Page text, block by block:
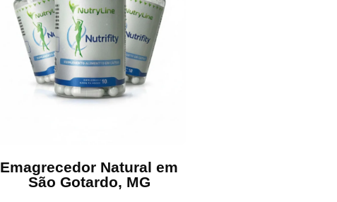
Emagrecedor Natural em
São Gotardo, MG